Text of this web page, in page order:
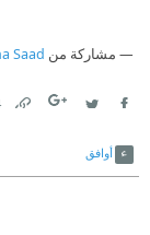
مشاركة من Saad
أوافق